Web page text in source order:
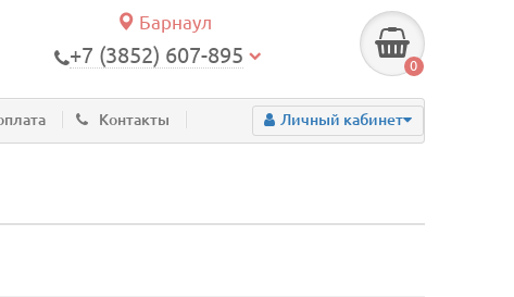
Барнаул
+7 (3852) 607-895 0
Контакты Личный кабинет